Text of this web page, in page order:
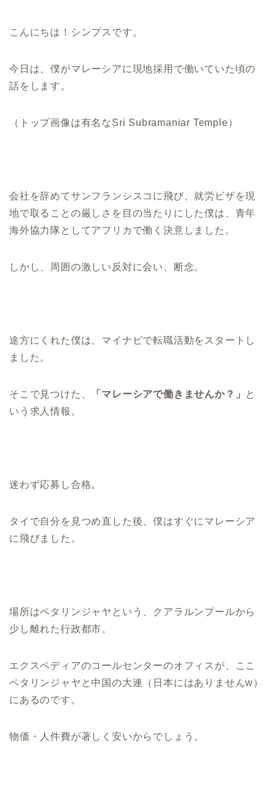
こんにちは！シンプスです。
今日は、僕がマレーシアに現地採用で働いていた頃の
話をします。
（トップ画像は有名なSri Subramaniar Temple）
会社を辞めてサンフランシスコに飛び、就労ビザを現
地で取ることの厳しさを目の当たりにした僕は、青年
海外協力隊としてアフリカで働く決意しました。
しかし、周囲の激しい反対に会い、断念。
途方にくれた僕は、マイナビで転職活動をスタートし
ました。
そこで見つけた、 「マレーシアで働きませんか？」 と
いう求人情報。
迷わず応募し合格。
タイで自分を見つめ直した後、僕はすぐにマレーシア
に飛びました。
場所はペタリンジャヤという、クアラルンプールから
少し離れた行政都市。
エクスペディアのコールセンターのオフィスが、ここ
ペタリンジャヤと中国の大連（日本にはありませんw）
にあるのです。
物価・人件費が著しく安いからでしょう。